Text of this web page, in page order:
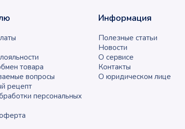
товара
вопросы
рецепт
персональных
Информация
Полезные статьи
Новости
О сервисе
Контакты
О юридическом лице